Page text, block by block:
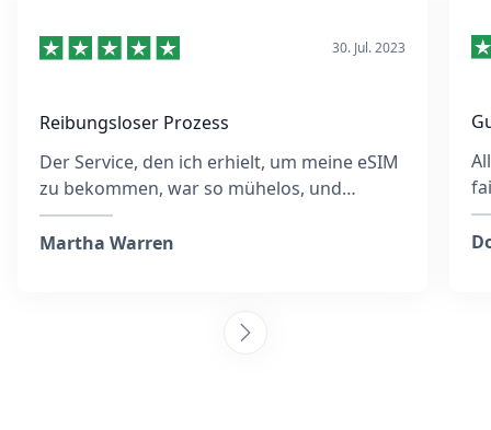
30. Jul. 2023
Reibungsloser Prozess
Der Service, den ich erhielt, um meine eSIM
zu bekommen, war so mühelos, und
obwohl ich möglicherweise die falsche E-
Mail-Adresse eingegeben hatte, reagierte
Anweisungen zur Aktivierung der eSIM und
stellten sicher, dass ich verbunden war. SIM-
Martha Warren